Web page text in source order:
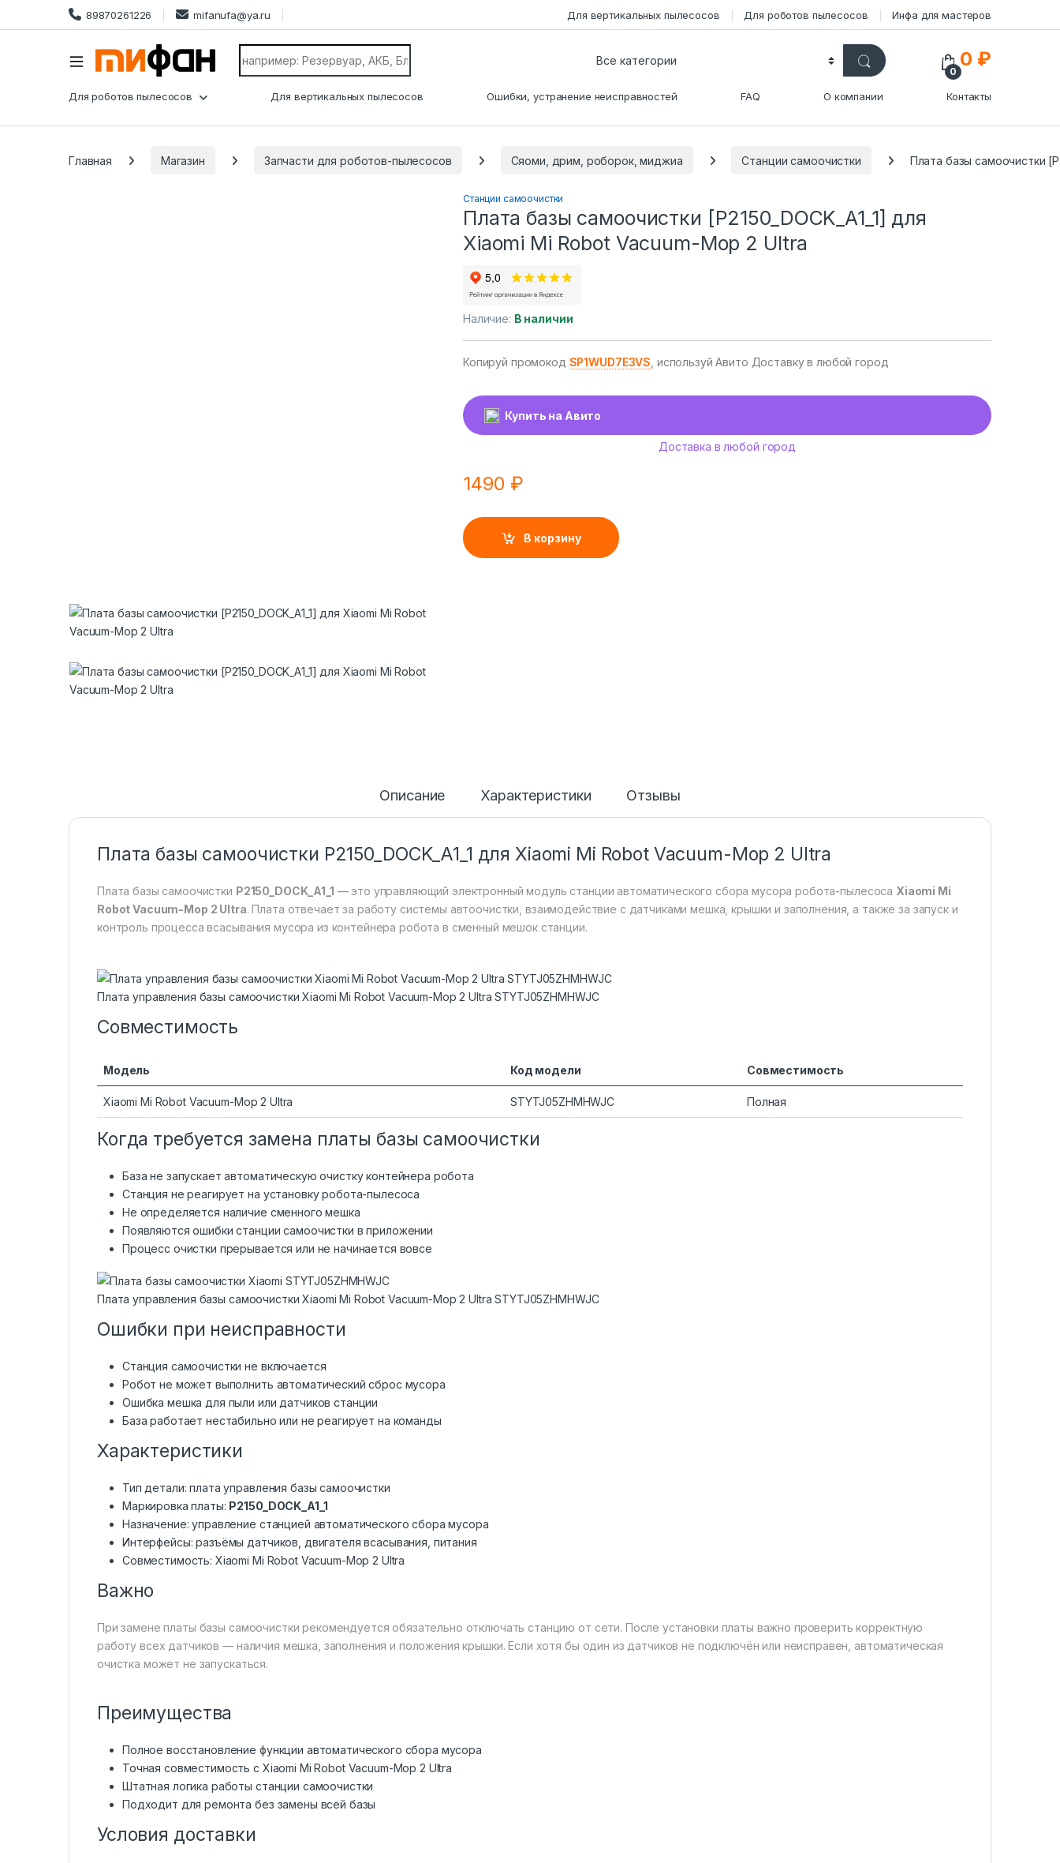
89870261226 mifanufa@ya.ru Для вертикальных пылесосов Для роботов пылесосов Инфа для мастеров
Search for:
Для роботов пылесосов Для вертикальных пылесосов Ошибки, устранение неисправностей FAQ О компании Контакты
0
0 ₽
Главная Магазин Запчасти для роботов-пылесосов Сяоми, дрим, роборок, миджиа Станции самоочистки Плата базы самоочистки
Станции самоочистки
Плата базы самоочистки [P2150_DOCK_A1_1] для
Xiaomi Mi Robot Vacuum-Mop 2 Ultra
Наличие: В наличии
Копируй промокод SP1WUD7E3VS, используй Авито Доставку в любой город
Купить на Авито
Доставка в любой город
1490₽
В корзину
Описание Характеристики Отзывы
Плата базы самоочистки P2150_DOCK_A1_1 для Xiaomi Mi Robot Vacuum-Mop 2 Ultra
Плата базы самоочистки P2150_DOCK_A1_1 — это управляющий электронный модуль станции автоматического сбора мусора робота-пылесоса Xiaomi Mi
Robot Vacuum-Mop 2 Ultra. Плата отвечает за работу системы автоочистки, взаимодействие с датчиками мешка, крышки и заполнения, а также за запуск и
контроль процесса всасывания мусора из контейнера робота в сменный мешок станции.
Плата управления базы самоочистки Xiaomi Mi Robot Vacuum-Mop 2 Ultra STYTJ05ZHMHWJC
Совместимость
Модель Код модели Совместимость
Xiaomi Mi Robot Vacuum-Mop 2 Ultra STYTJ05ZHMHWJC Полная
Когда требуется замена платы базы самоочистки
База не запускает автоматическую очистку контейнера робота
Станция не реагирует на установку робота-пылесоса
Не определяется наличие сменного мешка
Появляются ошибки станции самоочистки в приложении
Процесс очистки прерывается или не начинается вовсе
Плата управления базы самоочистки Xiaomi Mi Robot Vacuum-Mop 2 Ultra STYTJ05ZHMHWJC
Ошибки при неисправности
Станция самоочистки не включается
Робот не может выполнить автоматический сброс мусора
Ошибка мешка для пыли или датчиков станции
База работает нестабильно или не реагирует на команды
Характеристики
Тип детали: плата управления базы самоочистки
Маркировка платы: P2150_DOCK_A1_1
Назначение: управление станцией автоматического сбора мусора
Интерфейсы: разъёмы датчиков, двигателя всасывания, питания
Совместимость: Xiaomi Mi Robot Vacuum-Mop 2 Ultra
Важно
При замене платы базы самоочистки рекомендуется обязательно отключать станцию от сети. После установки платы важно проверить корректную
работу всех датчиков — наличия мешка, заполнения и положения крышки. Если хотя бы один из датчиков не подключён или неисправен, автоматическая
очистка может не запускаться.
Преимущества
Полное восстановление функции автоматического сбора мусора
Точная совместимость с Xiaomi Mi Robot Vacuum-Mop 2 Ultra
Штатная логика работы станции самоочистки
Подходит для ремонта без замены всей базы
Условия доставки